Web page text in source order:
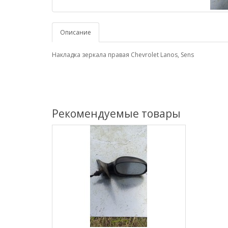
Описание
Накладка зеркала правая Chevrolet Lanos, Sens
Рекомендуемые товары